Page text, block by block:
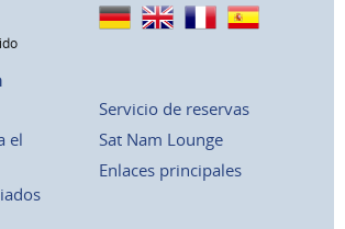
el
Servicio de reservas
Sat Nam Lounge
Enlaces principales